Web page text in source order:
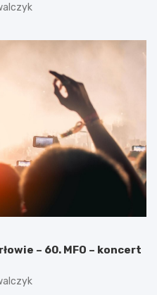
– 60. MFO – koncert